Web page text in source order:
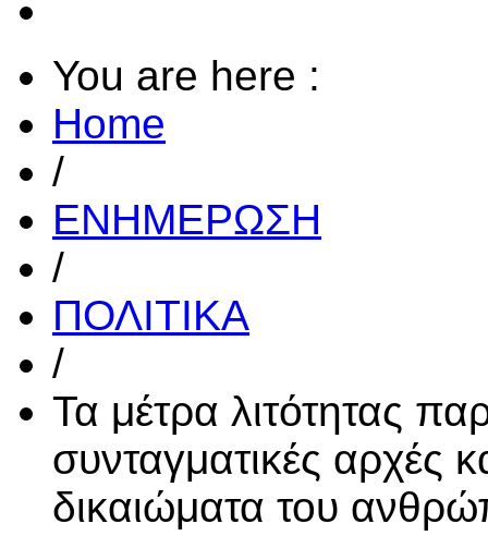
You are here :
Home
/
ΕΝΗΜΕΡΩΣΗ
/
ΠΟΛΙΤΙΚΑ
/
Τα μέτρα λιτότητας
συνταγματικές αρχές
δικαιώματα του